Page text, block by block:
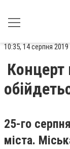
10:35, 14 серпня 2019
Концерт
25-го
міста.